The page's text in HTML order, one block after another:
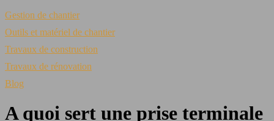
Gestion de chantier
Outils et matériel de chantier
Travaux de construction
Travaux de rénovation
Blog
A quoi sert une prise terminale